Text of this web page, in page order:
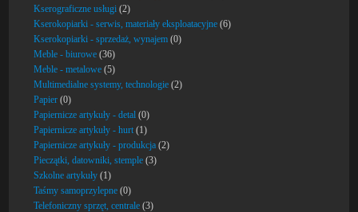
Kserograficzne usługi (2)
Kserokopiarki - serwis, materiały eksploatacyjne (6)
Kserokopiarki - sprzedaż, wynajem (0)
Meble - biurowe (36)
Meble - metalowe (5)
Multimedialne systemy, technologie (2)
Papier (0)
Papiernicze artykuły - detal (0)
Papiernicze artykuły - hurt (1)
Papiernicze artykuły - produkcja (2)
Pieczątki, datowniki, stemple (3)
Szkolne artykuły (1)
Taśmy samoprzylepne (0)
Telefoniczny sprzęt, centrale (3)